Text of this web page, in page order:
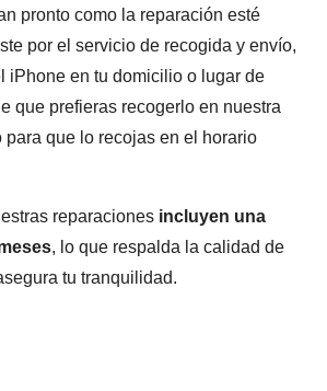
pronto como la reparación esté
por el servicio de recogida y envío,
iPhone en tu domicilio o lugar de
que prefieras recogerlo en nuestra
para que lo recojas en el horario
reparaciones incluyen una
, lo que respalda la calidad de
tu tranquilidad.